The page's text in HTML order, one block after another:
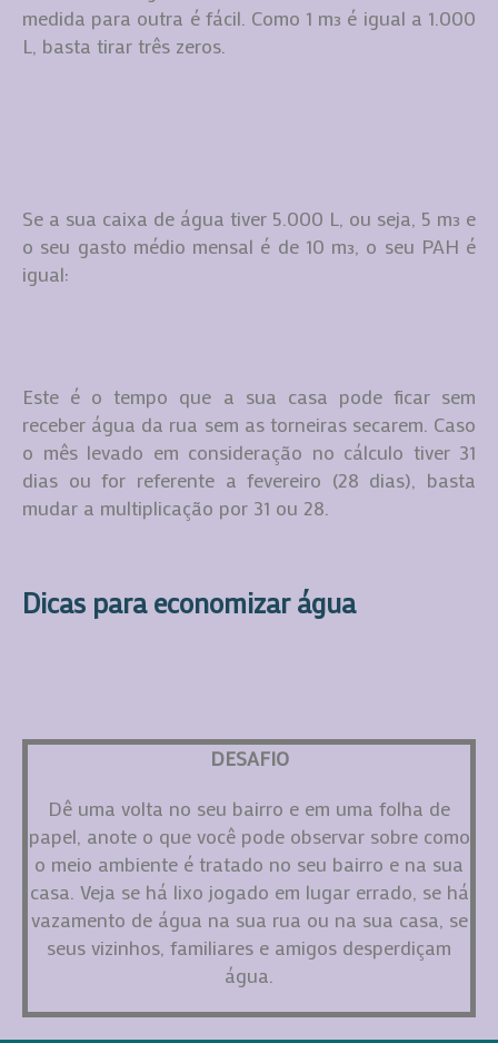
medida para outra é fácil. Como 1 m³ é igual a 1.000
L, basta tirar três zeros.
Se a sua caixa de água tiver 5.000 L, ou seja, 5 m³ e
o seu gasto médio mensal é de 10 m³, o seu PAH é
igual:
Este é o tempo que a sua casa pode ficar sem
receber água da rua sem as torneiras secarem. Caso
o mês levado em consideração no cálculo tiver 31
dias ou for referente a fevereiro (28 dias), basta
mudar a multiplicação por 31 ou 28.
Dicas para economizar água
DESAFIO
Dê uma volta no seu bairro e em uma folha de
papel, anote o que você pode observar sobre como
o meio ambiente é tratado no seu bairro e na sua
casa. Veja se há lixo jogado em lugar errado, se há
vazamento de água na sua rua ou na sua casa, se
seus vizinhos, familiares e amigos desperdiçam
água.